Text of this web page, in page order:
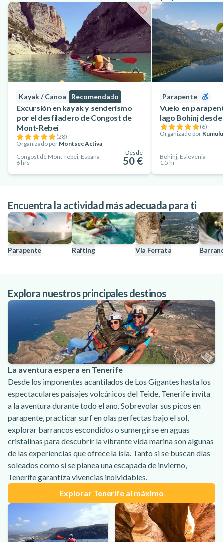
Kayak / Canoa Recomendado
Excursión en kayak y senderismo
por el desfiladero de Congost de
Mont-Rebei
(28)
Organizado por Montsec Activa
Congost de Mont-rebei, España
6 hrs
Desde
50 €
Parapente
Vuelo en
lago Bohinj
(6)
Organizado por
Bohinj, Eslovenia
1.5 hr
Encuentra la actividad más adecuada para ti
Parapente Rafting Vía Ferrata
Explora nuestros principales destinos
La aventura espera en Tenerife
Desde los imponentes acantilados de Los Gigantes hasta los
espectaculares paisajes volcánicos del Teide, Tenerife invita
a la aventura durante todo el año. Sobrevolar sus picos en
parapente, practicar surf en olas perfectas bajo el sol,
explorar barrancos escondidos o sumergirse en aguas
cristalinas para descubrir la vibrante vida marina son algunas
de las experiencias que ofrece la isla. Tanto si se buscan días
soleados como si se planea una escapada de invierno,
Tenerife garantiza vivencias inolvidables.
Explorar Tenerife al máximo